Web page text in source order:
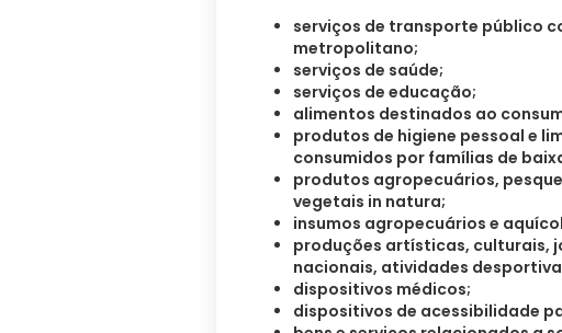
serviços de transporte público
metropolitano;
serviços de saúde;
serviços de educação;
alimentos destinados ao
produtos de higiene pessoal e
consumidos por famílias de
produtos agropecuários,
vegetais in natura;
insumos agropecuários e
produções artísticas, culturais,
nacionais, atividades
dispositivos médicos;
dispositivos de acessibilidade